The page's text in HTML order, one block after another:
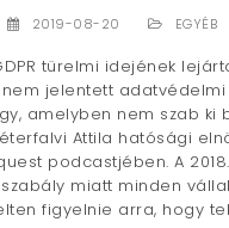
2019-08-20 EGYÉB
türelmi idejének
jelentett
amelyben nem szab ki
Attila hatósági
podcastjében. A
miatt minden
figyelnie arra, hogy